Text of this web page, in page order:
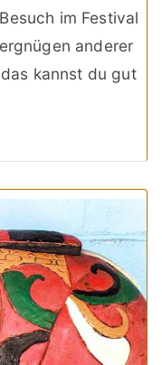
im Festival
anderer
kannst du gut